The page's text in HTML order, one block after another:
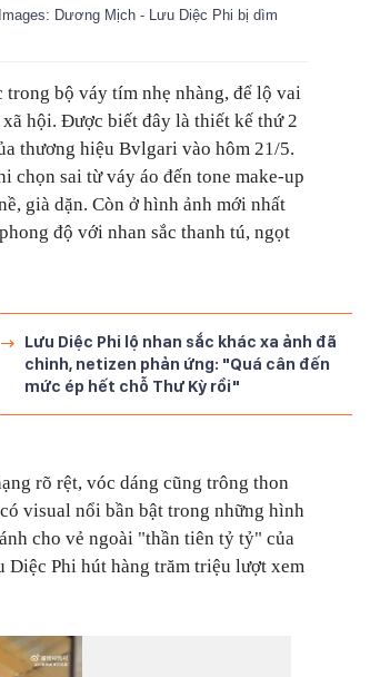
Dương Mịch - Lưu Diệc Phi bị dìm
trong bộ váy tím nhẹ nhàng, để lộ vai
hội. Được biết đây là thiết kế thứ 2
thương hiệu Bvlgari vào hôm 21/5.
chọn sai từ váy áo đến tone make-up
già dặn. Còn ở hình ảnh mới nhất
độ với nhan sắc thanh tú, ngọt
Lưu Diệc Phi lộ nhan sắc khác xa ảnh đã
chỉnh, netizen phản ứng: "Quá cân đến
mức ép hết chỗ Thư Kỳ rồi"
rõ rệt, vóc dáng cũng trông thon
visual nổi bần bật trong những hình
cho vẻ ngoài "thần tiên tỷ tỷ" của
Diệc Phi hút hàng trăm triệu lượt xem